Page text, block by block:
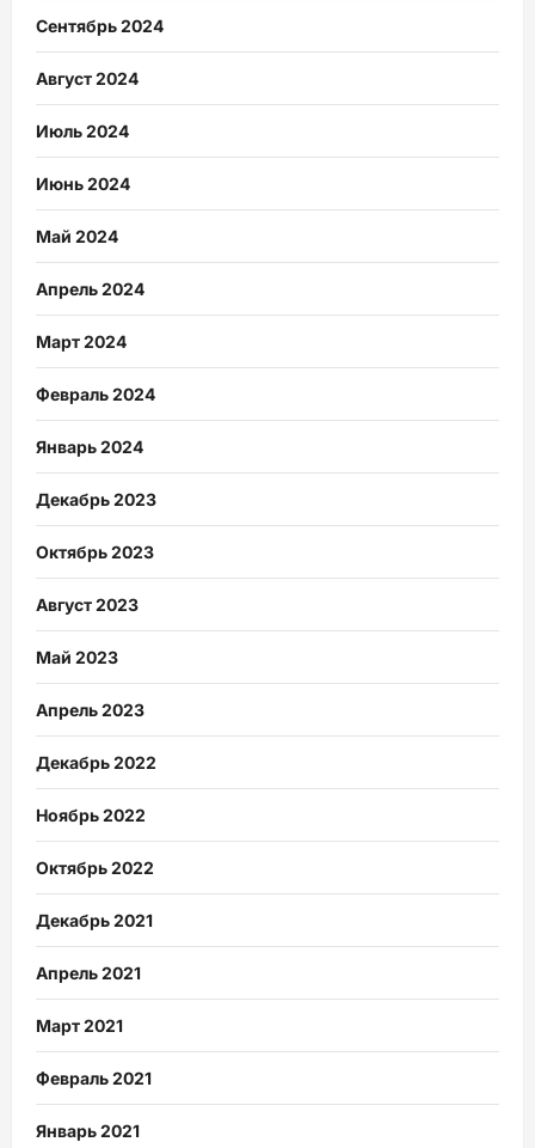
Сентябрь 2024
Август 2024
Июль 2024
Июнь 2024
Май 2024
Апрель 2024
Март 2024
Февраль 2024
Январь 2024
Декабрь 2023
Октябрь 2023
Август 2023
Май 2023
Апрель 2023
Декабрь 2022
Ноябрь 2022
Октябрь 2022
Декабрь 2021
Апрель 2021
Март 2021
Февраль 2021
Январь 2021